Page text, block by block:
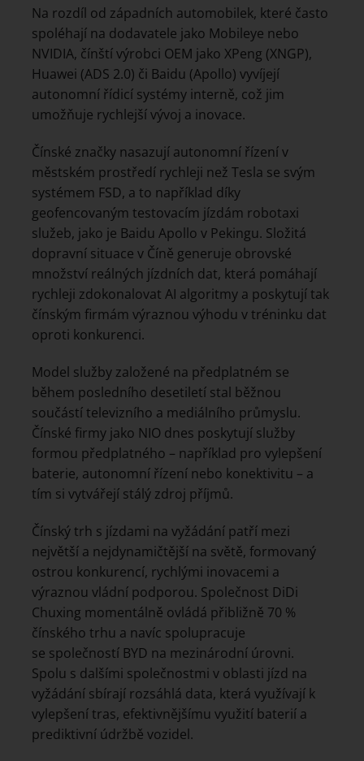
Na rozdíl od západních automobilek, které často
spoléhají na dodavatele jako Mobileye nebo
NVIDIA, čínští výrobci OEM jako XPeng (XNGP),
Huawei (ADS 2.0) či Baidu (Apollo) vyvíjejí
autonomní řídicí systémy interně, což jim
umožňuje rychlejší vývoj a inovace.
Čínské značky nasazují autonomní řízení v
městském prostředí rychleji než Tesla se svým
systémem FSD, a to například díky
geofencovaným testovacím jízdám robotaxi
služeb, jako je Baidu Apollo v Pekingu. Složitá
dopravní situace v Číně generuje obrovské
množství reálných jízdních dat, která pomáhají
rychleji zdokonalovat AI algoritmy a poskytují tak
čínským firmám výraznou výhodu v tréninku dat
oproti konkurenci.
Model služby založené na předplatném se
během posledního desetiletí stal běžnou
součástí televizního a mediálního průmyslu.
Čínské firmy jako NIO dnes poskytují služby
formou předplatného – například pro vylepšení
baterie, autonomní řízení nebo konektivitu – a
tím si vytvářejí stálý zdroj příjmů.
Čínský trh s jízdami na vyžádání patří mezi
největší a nejdynamičtější na světě, formovaný
ostrou konkurencí, rychlými inovacemi a
výraznou vládní podporou. Společnost DiDi
Chuxing momentálně ovládá přibližně 70 %
čínského trhu a navíc spolupracuje
se společností BYD na mezinárodní úrovni.
Spolu s dalšími společnostmi v oblasti jízd na
vyžádání sbírají rozsáhlá data, která využívají k
vylepšení tras, efektivnějšímu využití baterií a
prediktivní údržbě vozidel.